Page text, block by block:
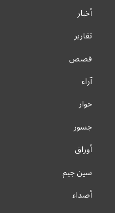
أخبار
تقارير
قصص
آراء
حوار
جسور
أوراق
سين جيم
أصداء